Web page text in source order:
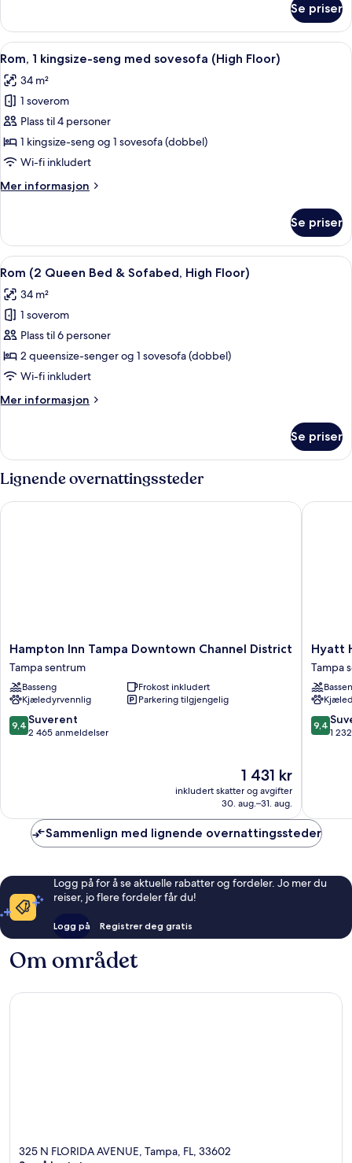
Roll-
in
Shower)
tilgjengelighetstilpasset
(2
Queen
&
Sofabed,
Roll-
in
Shower)
Se priser
Åpne
alle
bildene
av
Rom,
1
kingsize-
med
Floor)
Safe på rommet, skrivebord og
4
Rom, 1 kingsize-seng med sovesofa (High Floor)
34 m²
1 soverom
Plass til 4 personer
1 kingsize-seng og 1 sovesofa (dobbel)
Wi-fi inkludert
Mer informasjon
Mer
1
kingsize-
seng
sovesofa
(High
Floor)
Se priser
Åpne
alle
bildene
av
Rom
(2
Queen
&
Floor)
Safe på rommet, skrivebord og
5
Rom (2 Queen Bed & Sofabed, High Floor)
34 m²
1 soverom
Plass til 6 personer
2 queensize-senger og 1 sovesofa (dobbel)
Wi-fi inkludert
Mer informasjon
Mer
(2
Queen
Bed
Sofabed,
Se priser
Lignende overnattingssteder
Hampton
Inn
Tampa
Downtown
Channel
District
Tampa
Hampton Inn Tampa Downtown Channel District
Tampa sentrum
Basseng
Frokost inkludert
Kjæledyrvennlig
Parkering tilgjengelig
9.4
av
9,4 Suverent
2 465 anmeldelser
Prisen
1 431 kr
1 431 kr
inkludert skatter og avgifter
30. aug.–31. aug.
Hampton Inn Tampa Downtown Channel District
Hyatt
House
Tampa
Tampa
sentrum
Hyatt
Tampa
9.4
av
9,4
1
Hyatt
Sammenlign med lignende overnattingssteder
Logg på for å se aktuelle rabatter og fordeler. Jo mer du
reiser, jo flere fordeler får du!
Logg på Registrer deg gratis
Om området
325 N FLORIDA AVENUE, Tampa, FL, 33602